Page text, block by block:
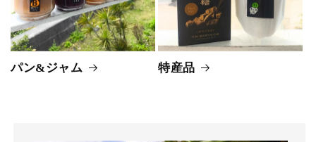
パン&ジャム 特産品